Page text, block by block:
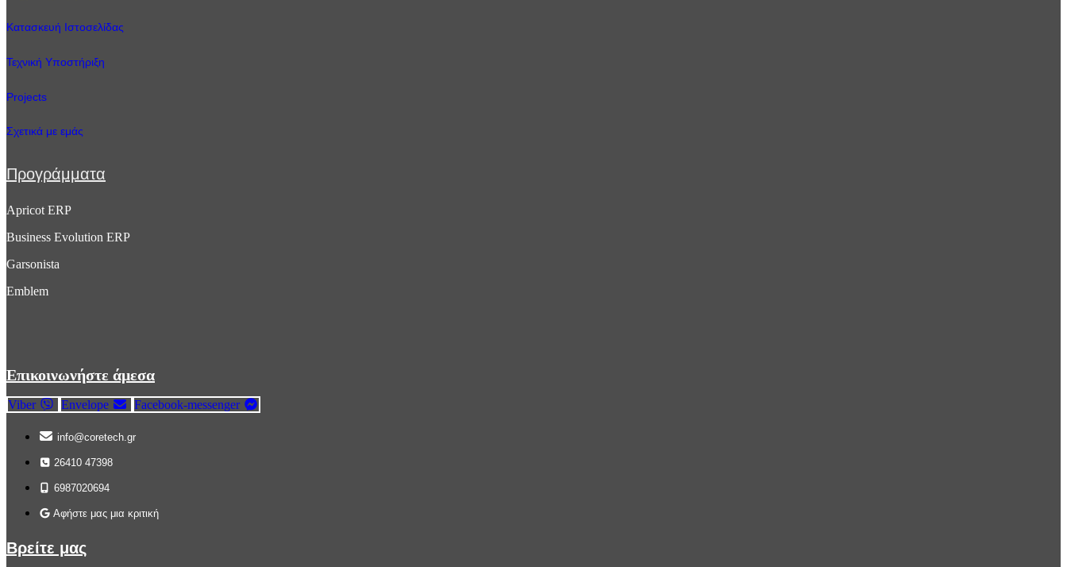
Κατασκευή Ιστοσελίδας
Τεχνική Υποστήριξη
Projects
Σχετικά με εμάς
Προγράμματα
Apricot ERP
Business Evolution ERP
Garsonista
Emblem
Επικοινωνήστε άμεσα
Viber Envelope Facebook-messenger
info@coretech.gr
26410 47398
6987020694
Αφήστε μας μια κριτική
Βρείτε μας